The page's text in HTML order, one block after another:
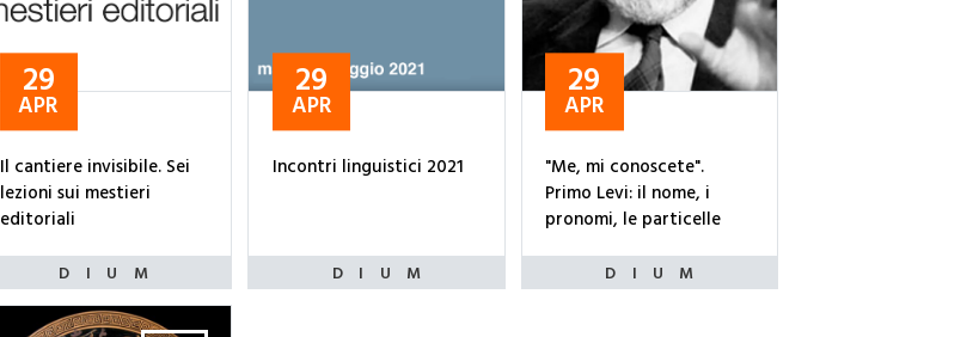
29
APR
Il cantiere invisibile. Sei
lezioni sui mestieri
editoriali
29
APR
Incontri linguistici 2021
29
APR
"Me, mi conoscete".
Primo Levi: il nome, i
pronomi, le particelle